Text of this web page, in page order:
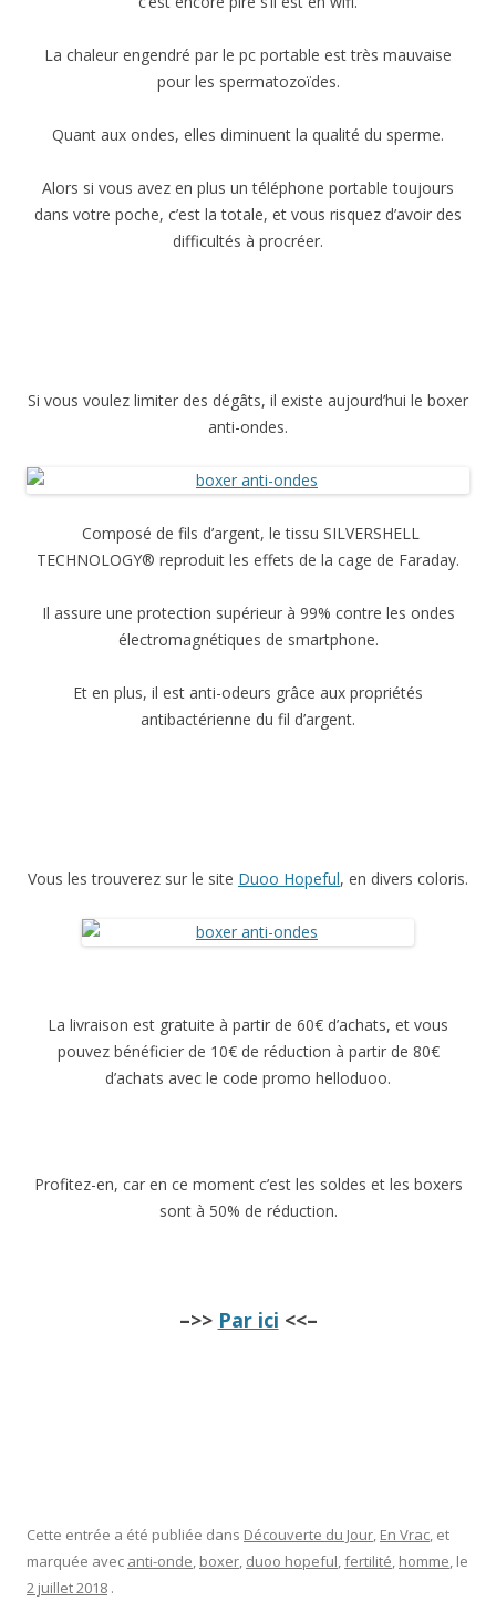
La chaleur engendré par le pc portable est très mauvaise
pour les spermatozoïdes.
Quant aux ondes, elles diminuent la qualité du sperme.
Alors si vous avez en plus un téléphone portable toujours
dans votre poche, c’est la totale, et vous risquez d’avoir des
difficultés à procréer.
Si vous voulez limiter des dégâts, il existe aujourd’hui le boxer
anti-ondes.
Composé de fils d’argent, le tissu SILVERSHELL
TECHNOLOGY® reproduit les effets de la cage de Faraday.
Il assure une protection supérieur à 99% contre les ondes
électromagnétiques de smartphone.
Et en plus, il est anti-odeurs grâce aux propriétés
antibactérienne du fil d’argent.
Vous les trouverez sur le site Duoo Hopeful, en divers coloris.
La livraison est gratuite à partir de 60€ d’achats, et vous
pouvez bénéficier de 10€ de réduction à partir de 80€
d’achats avec le code promo helloduoo.
Profitez-en, car en ce moment c’est les soldes et les boxers
sont à 50% de réduction.
–>> Par ici <<–
Cette entrée a été publiée dans Découverte du Jour, En Vrac, et
marquée avec anti-onde, boxer, duoo hopeful,fertilité, homme, le
2 juillet 2018 .